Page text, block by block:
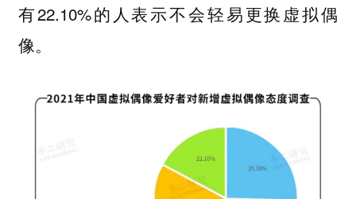
有22.10%的人表示不会轻易更换虚拟偶
像。